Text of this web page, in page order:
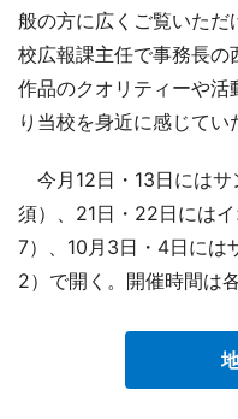
般の方に広くご覧いただ
校広報課主任で事務長の
作品のクオリティーや活
り当校を身近に感じてい
今月12日・13日にはサ
須）、21日・22日には
7）、10月3日・4日には
2）で開く。開催時間は